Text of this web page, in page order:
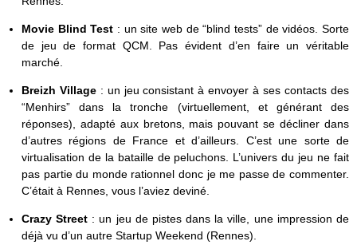
Movie Blind Test : un site web de “blind tests” de vidéos. Sorte
de jeu de format QCM. Pas évident d’en faire un véritable
marché.
Breizh Village: un jeu consistant à envoyer à ses contacts des
“Menhirs” dans la tronche (virtuellement, et générant des
réponses), adapté aux bretons, mais pouvant se décliner dans
d’autres régions de France et d’ailleurs. C’est une sorte de
virtualisation de la bataille de peluchons. L’univers du jeu ne fait
pas partie du monde rationnel donc je me passe de commenter.
C’était à Rennes, vous l’aviez deviné.
Crazy Street : un jeu de pistes dans la ville, une impression de
déjà vu d’un autre Startup Weekend (Rennes).